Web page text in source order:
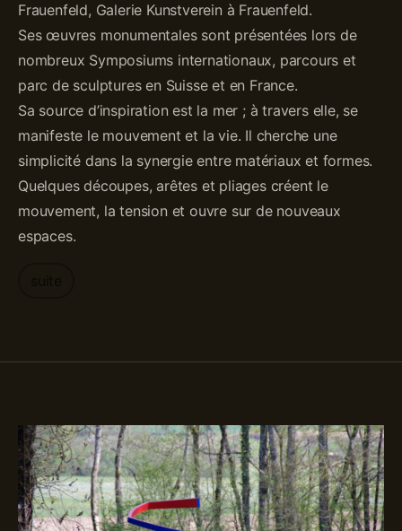
Frauenfeld, Galerie Kunstverein à Frauenfeld.
Ses œuvres monumentales sont présentées lors de
nombreux Symposiums internationaux, parcours et
parc de sculptures en Suisse et en France.
Sa source d’inspiration est la mer ; à travers elle, se
manifeste le mouvement et la vie. Il cherche une
simplicité dans la synergie entre matériaux et formes.
Quelques découpes, arêtes et pliages créent le
mouvement, la tension et ouvre sur de nouveaux
espaces.